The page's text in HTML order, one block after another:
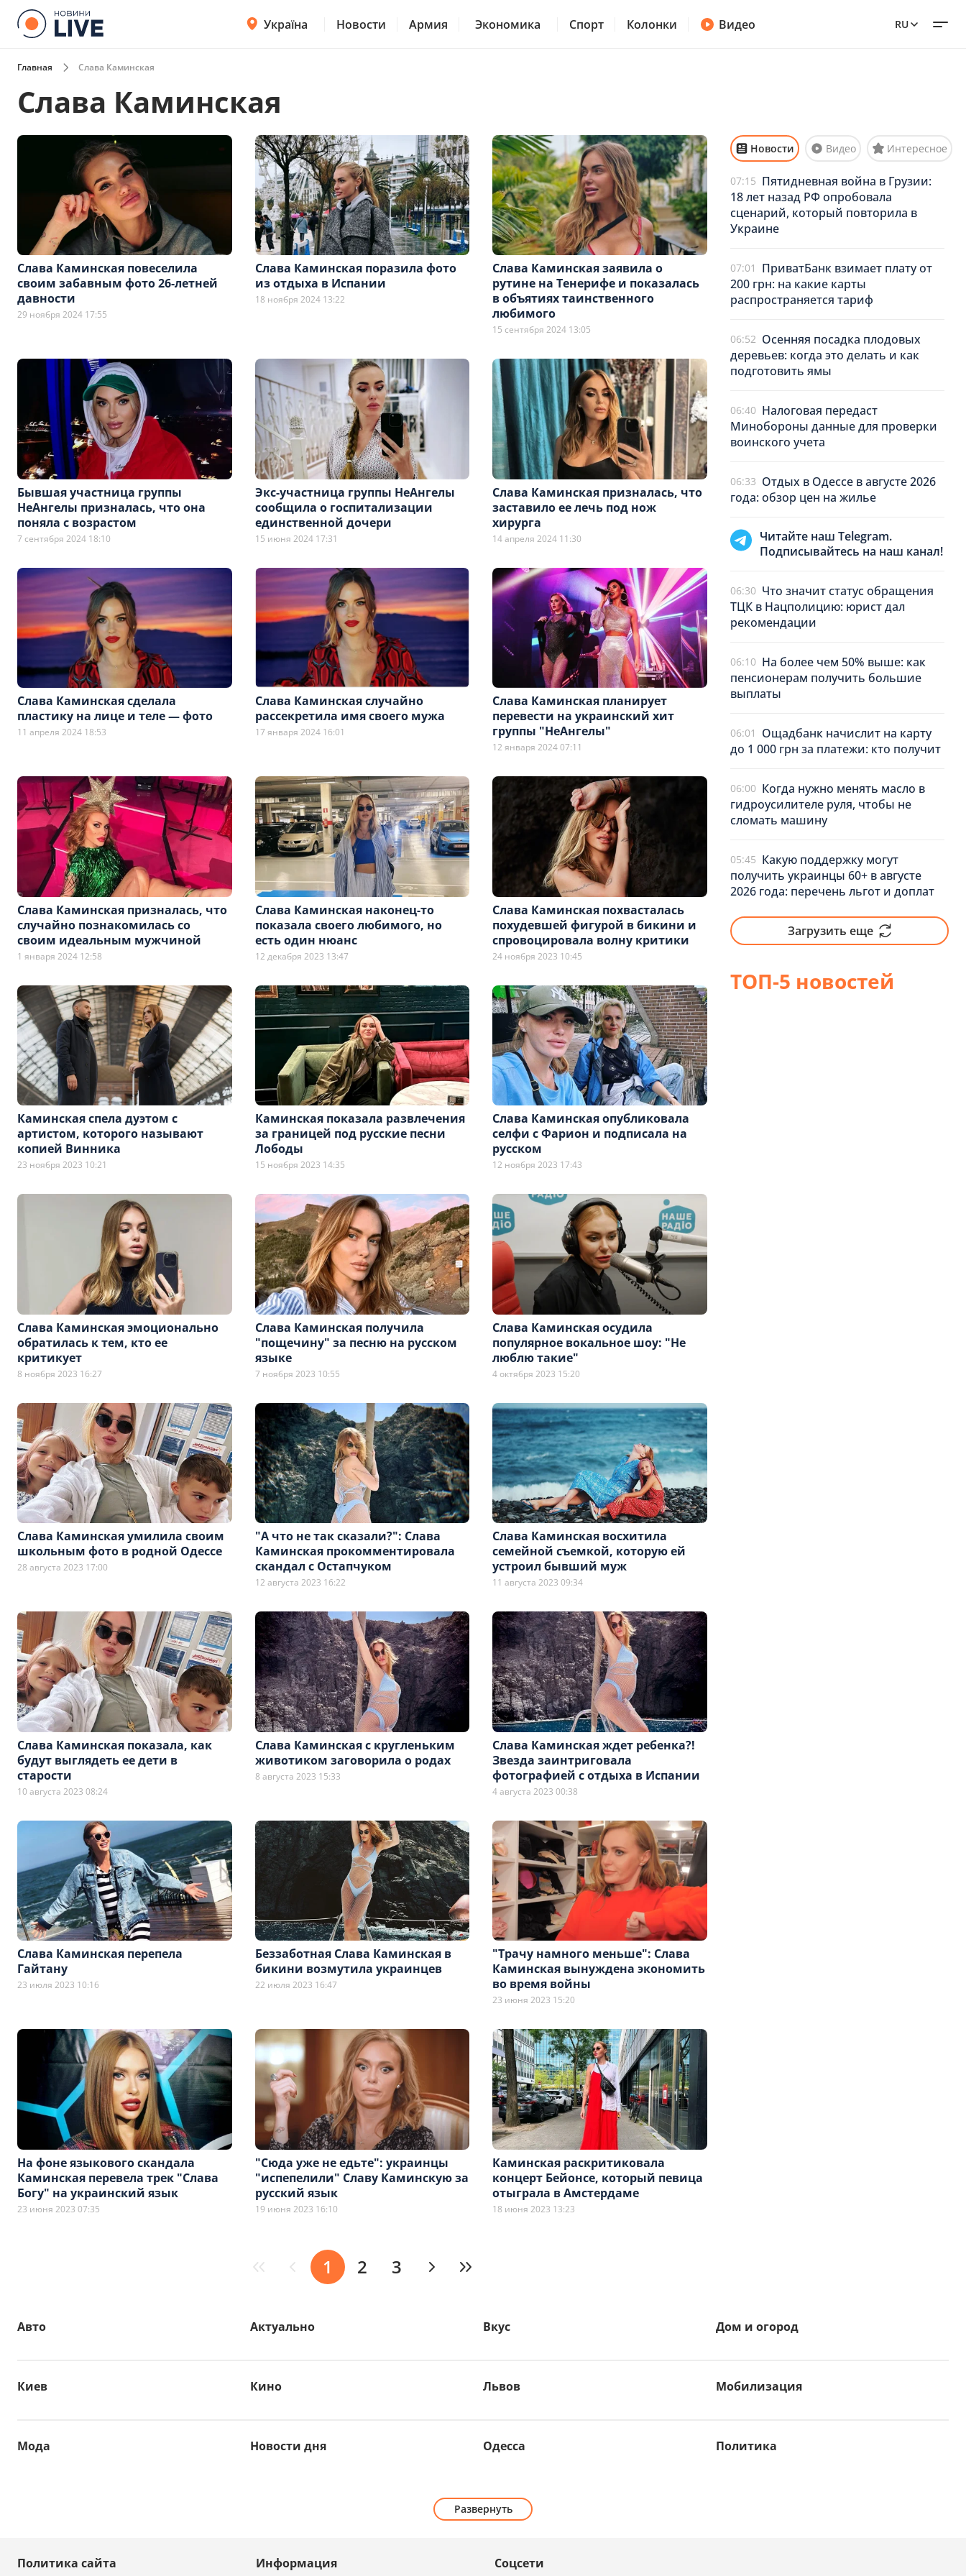
Україна Новости Армия Экономика Спорт Колонки Видео RU
Главная Слава Каминская
Слава Каминская
Слава Каминская повеселила
своим забавным фото 26-летней
давности
29 ноября 2024 17:55
Слава Каминская поразила фото
из отдыха в Испании
18 ноября 2024 13:22
Слава Каминская заявила о
рутине на Тенерифе и показалась
в объятиях таинственного
любимого
15 сентября 2024 13:05
Бывшая участница группы
НеАнгелы призналась, что она
поняла с возрастом
7 сентября 2024 18:10
Экс-участница группы НеАнгелы
сообщила о госпитализации
единственной дочери
15 июня 2024 17:31
Слава Каминская призналась, что
заставило ее лечь под нож
хирурга
14 апреля 2024 11:30
Слава Каминская сделала
пластику на лице и теле — фото
11 апреля 2024 18:53
Слава Каминская случайно
рассекретила имя своего мужа
17 января 2024 16:01
Слава Каминская планирует
перевести на украинский хит
группы "НеАнгелы"
12 января 2024 07:11
Слава Каминская призналась, что
случайно познакомилась со
своим идеальным мужчиной
1 января 2024 12:58
Слава Каминская наконец-то
показала своего любимого, но
есть один нюанс
12 декабря 2023 13:47
Слава Каминская похвасталась
похудевшей фигурой в бикини и
спровоцировала волну критики
24 ноября 2023 10:45
Каминская спела дуэтом с
артистом, которого называют
копией Винника
23 ноября 2023 10:21
Каминская показала развлечения
за границей под русские песни
Лободы
15 ноября 2023 14:35
Слава Каминская опубликовала
селфи с Фарион и подписала на
русском
12 ноября 2023 17:43
Слава Каминская эмоционально
обратилась к тем, кто ее
критикует
8 ноября 2023 16:27
Слава Каминская получила
"пощечину" за песню на русском
языке
7 ноября 2023 10:55
Слава Каминская осудила
популярное вокальное шоу: "Не
люблю такие"
4 октября 2023 15:20
Слава Каминская умилила своим
школьным фото в родной Одессе
28 августа 2023 17:00
"А что не так сказали?": Слава
Каминская прокомментировала
скандал с Остапчуком
12 августа 2023 16:22
Слава Каминская восхитила
семейной съемкой, которую ей
устроил бывший муж
11 августа 2023 09:34
Слава Каминская показала, как
будут выглядеть ее дети в
старости
10 августа 2023 08:24
Слава Каминская с кругленьким
животиком заговорила о родах
8 августа 2023 15:33
Слава Каминская ждет ребенка?!
Звезда заинтриговала
фотографией с отдыха в Испании
4 августа 2023 00:38
Слава Каминская перепела
Гайтану
23 июля 2023 10:16
Беззаботная Слава Каминская в
бикини возмутила украинцев
22 июля 2023 16:47
"Трачу намного меньше": Слава
Каминская вынуждена экономить
во время войны
23 июня 2023 15:20
На фоне языкового скандала
Каминская перевела трек "Слава
Богу" на украинский язык
23 июня 2023 07:35
"Сюда уже не едьте": украинцы
"испепелили" Славу Каминскую за
русский язык
19 июня 2023 16:10
Каминская раскритиковала
концерт Бейонсе, который певица
отыграла в Амстердаме
18 июня 2023 13:23
1 2 3
Новости Видео Интересное
07:15 Пятидневная война в Грузии:
18 лет назад РФ опробовала
сценарий, который повторила в
Украине
07:01
ПриватБанк взимает плату от
200 грн: на какие карты
распространяется тариф
06:52 Осенняя посадка плодовых
деревьев: когда это делать и как
подготовить ямы
06:40 Налоговая передаст
Минобороны данные для проверки
воинского учета
06:33 Отдых в Одессе в августе 2026
года: обзор цен на жилье
Читайте наш Telegram.
Подписывайтесь на наш канал!
06:30 Что значит статус обращения
ТЦК в Нацполицию: юрист дал
рекомендации
06:10 На более чем 50% выше: как
пенсионерам получить большие
выплаты
06:01
Ощадбанк начислит на карту
до 1 000 грн за платежи: кто получит
06:00 Когда нужно менять масло в
гидроусилителе руля, чтобы не
сломать машину
05:45 Какую поддержку могут
получить украинцы 60+ в августе
2026 года: перечень льгот и доплат
Загрузить еще
ТОП-5 новостей
Авто Актуально Вкус Дом и огород
Киев Кино Львов Мобилизация
Мода Новости дня Одесса Политика
Развернуть
Политика сайта Информация Соцсети